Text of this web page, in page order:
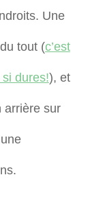
Une
tout (c’est
dures!), et
arrière sur